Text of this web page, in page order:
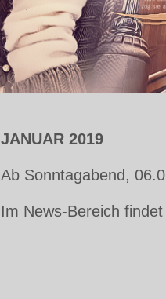
JANUAR 2019
Ab Sonntagabend,
Im News-Bereich